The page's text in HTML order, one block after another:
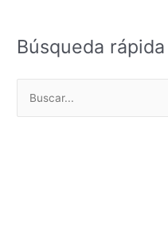
Búsqueda rápida